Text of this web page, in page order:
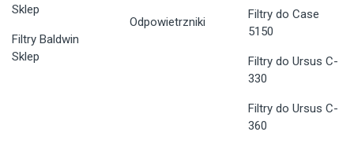
Sklep
Filtry Baldwin
Sklep
Odpowietrzniki
Filtry do Case
5150
Filtry do Ursus C-
330
Filtry do Ursus C-
360